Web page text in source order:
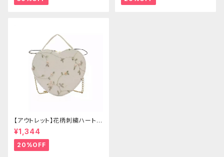
【アウトレット】花柄刺繍ハートバ
ッグ
¥1,344
20%OFF